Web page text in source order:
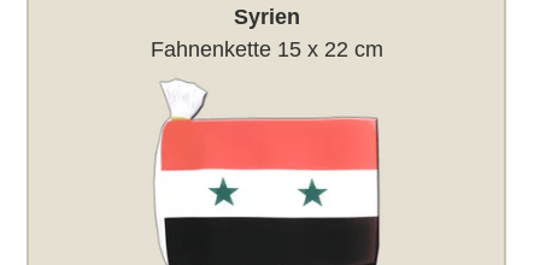
Syrien
Fahnenkette 15 x 22 cm